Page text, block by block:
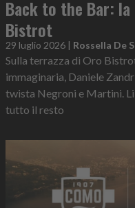
Back to the Bar:
Bistrot
29 luglio 2026 | Rossella De
Sulla terrazza di Oro
immaginaria, Daniele
twista Negroni e Martini. Li
tutto il resto